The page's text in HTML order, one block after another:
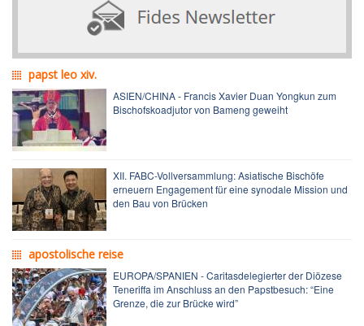
papst leo xiv.
ASIEN/CHINA - Francis Xavier Duan Yongkun zum
Bischofskoadjutor von Bameng geweiht
XII. FABC-Vollversammlung: Asiatische Bischöfe
erneuern Engagement für eine synodale Mission und
den Bau von Brücken
apostolische reise
EUROPA/SPANIEN - Caritasdelegierter der Diözese
Teneriffa im Anschluss an den Papstbesuch: “Eine
Grenze, die zur Brücke wird”